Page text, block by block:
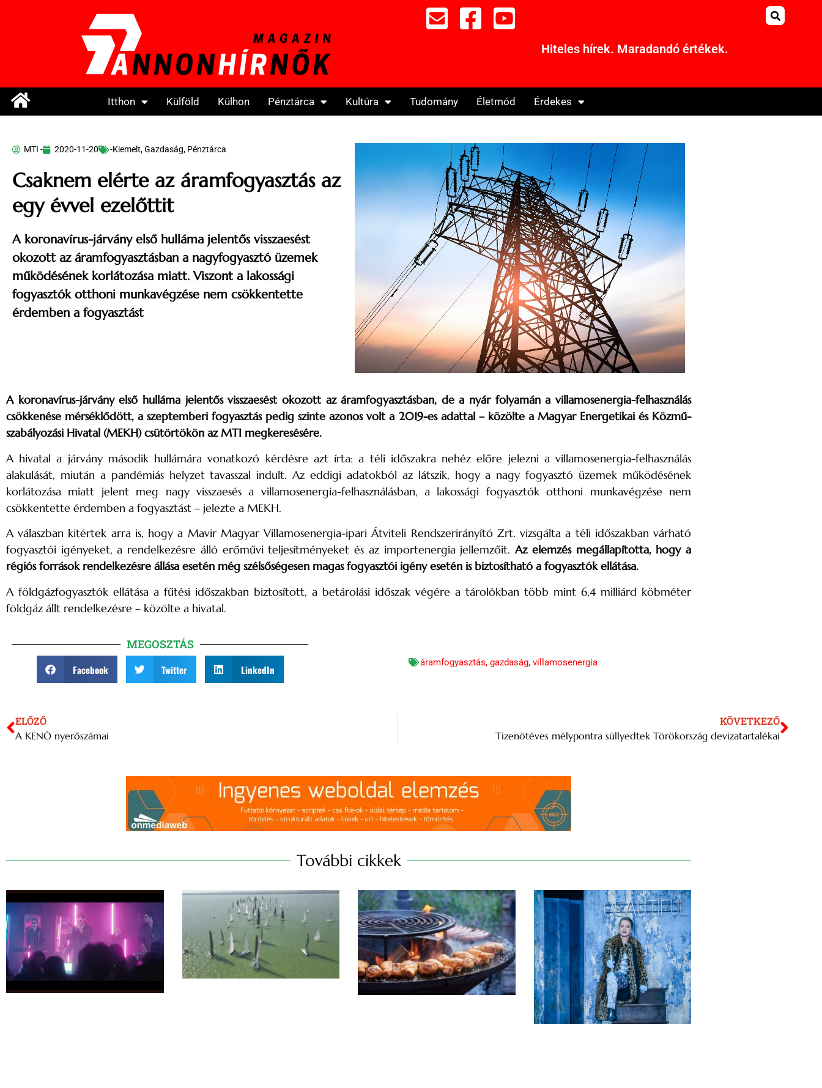
Hiteles hírek. Maradandó értékek.
Itthon Külföld Külhon Pénztárca Kultúra Tudomány Életmód Érdekes
MTI - 2020-11-20 -Kiemelt,Gazdaság, Pénztárca
Csaknem elérte az áramfogyasztás az
egy évvel ezelőttit
A koronavírus-járvány első hulláma jelentős visszaesést
okozott az áramfogyasztásban a nagyfogyasztó üzemek
működésének korlátozása miatt. Viszont a lakossági
fogyasztók otthoni munkavégzése nem csökkentette
érdemben a fogyasztást
A koronavírus-járvány első hulláma jelentős visszaesést okozott az áramfogyasztásban, de a nyár folyamán a villamosenergia-felhasználás
csökkenése mérséklődött, a szeptemberi fogyasztás pedig szinte azonos volt a 2019-es adattal – közölte a Magyar Energetikai és Közmű-
szabályozási Hivatal (MEKH) csütörtökön az MTI megkeresésére.
A hivatal a járvány második hullámára vonatkozó kérdésre azt írta: a téli időszakra nehéz előre jelezni a villamosenergia-felhasználás
alakulását, miután a pandémiás helyzet tavasszal indult. Az eddigi adatokból az látszik, hogy a nagy fogyasztó üzemek működésének
korlátozása miatt jelent meg nagy visszaesés a villamosenergia-felhasználásban, a lakossági fogyasztók otthoni munkavégzése nem
csökkentette érdemben a fogyasztást – jelezte a MEKH.
A válaszban kitértek arra is, hogy a Mavir Magyar Villamosenergia-ipari Átviteli Rendszerirányító Zrt. vizsgálta a téli időszakban várható
fogyasztói igényeket, a rendelkezésre álló erőművi teljesítményeket és az importenergia jellemzőit.Az elemzés megállapította, hogy a
régiós források rendelkezésre állása esetén még szélsőségesen magas fogyasztói igény esetén is biztosítható a fogyasztók ellátása.
A földgázfogyasztók ellátása a fűtési időszakban biztosított, a betárolási időszak végére a tárolókban több mint 6,4 milliárd köbméter
földgáz állt rendelkezésre – közölte a hivatal.
MEGOSZTÁS
Facebook Twitter LinkedIn
áramfogyasztás, gazdaság, villamosenergia
ELŐZŐ
A KENÓ nyerőszámai
KÖVETKEZŐ
Tizenötéves mélypontra süllyedtek Törökország devizatartalékai
További cikkek